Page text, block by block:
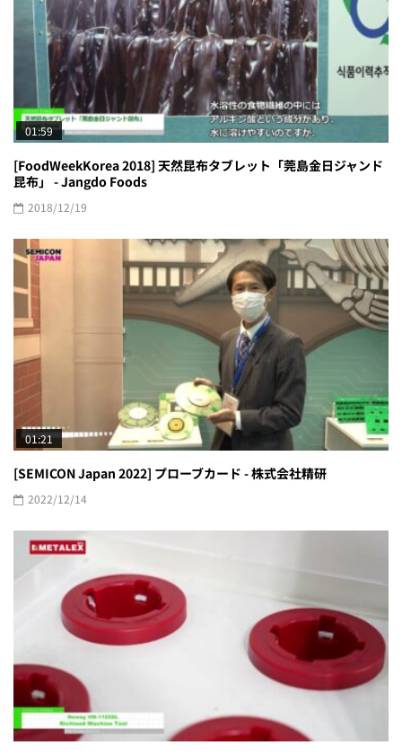
01:59
[FoodWeekKorea 2018] 天然昆布タブレット「莞島金日ジャンド
昆布」 - Jangdo Foods
2018/12/19
01:21
[SEMICON Japan 2022] プローブカード - 株式会社精研
2022/12/14